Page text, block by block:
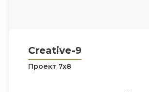
Creative-9
Проект 7х8